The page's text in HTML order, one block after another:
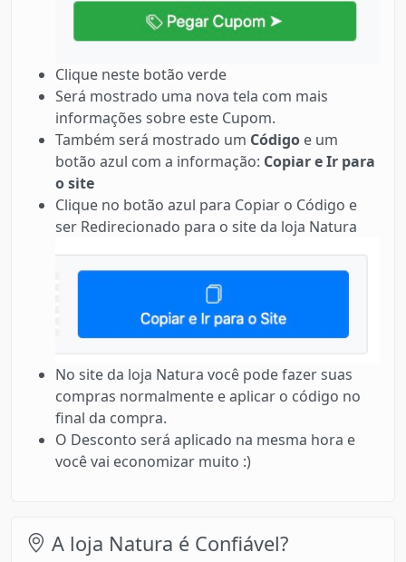
Clique neste botão verde
Será mostrado uma nova tela com mais
informações sobre este Cupom.
Também será mostrado um Código e um
botão azul com a informação: Copiar e Ir para
o site
Clique no botão azul para Copiar o Código e
ser Redirecionado para o site da loja Natura
No site da loja Natura você pode fazer suas
compras normalmente e aplicar o código no
final da compra.
O Desconto será aplicado na mesma hora e
você vai economizar muito :)
A loja Natura é Confiável?